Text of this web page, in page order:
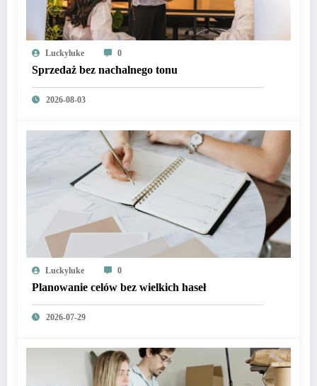
Luckyluke 0
Sprzedaż bez nachalnego tonu
2026-08-03
Luckyluke 0
Planowanie celów bez wielkich haseł
2026-07-29